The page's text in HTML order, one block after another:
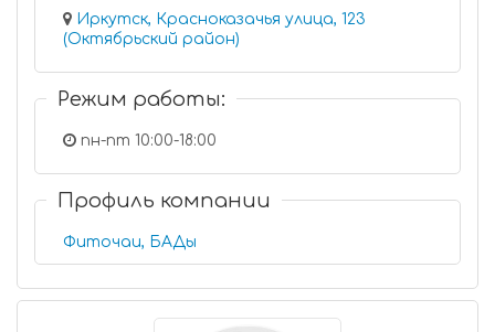
Иркутск, Красноказачья улица, 123
(Октябрьский район)
Режим работы:
пн-пт 10:00-18:00
Профиль компании
Фиточаи, БАДы